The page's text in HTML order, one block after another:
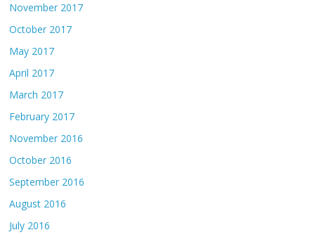
November 2017
October 2017
May 2017
April 2017
March 2017
February 2017
November 2016
October 2016
September 2016
August 2016
July 2016